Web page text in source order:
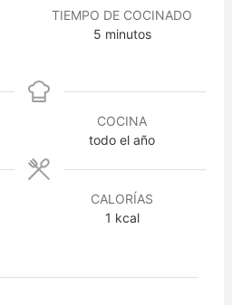
TIEMPO DE COCINADO
5minutos
minutos
COCINA
todo el año
CALORÍAS
1 kcal